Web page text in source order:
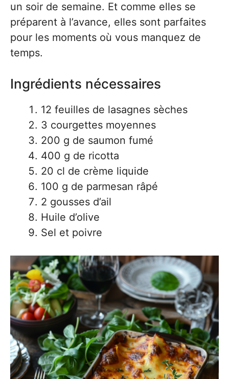
un soir de semaine. Et comme elles se
préparent à l’avance, elles sont parfaites
pour les moments où vous manquez de
temps.
Ingrédients nécessaires
12 feuilles de lasagnes sèches
3 courgettes moyennes
200 g de saumon fumé
400 g de ricotta
20 cl de crème liquide
100 g de parmesan râpé
2 gousses d’ail
Huile d’olive
Sel et poivre